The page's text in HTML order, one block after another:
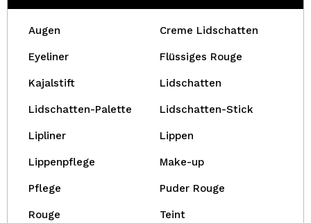
Augen Creme Lidschatten
Eyeliner Flüssiges Rouge
Kajalstift Lidschatten
Lidschatten-Palette Lidschatten-Stick
Lipliner Lippen
Lippenpflege Make-up
Pflege Puder Rouge
Rouge Teint